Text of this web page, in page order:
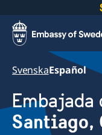
SvenskaEspañol
Embajada
Santiago,